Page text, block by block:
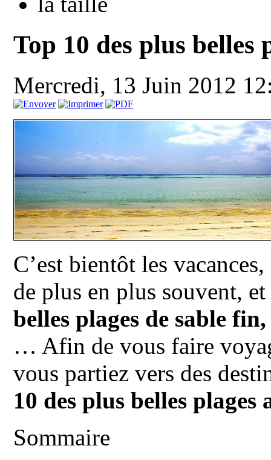
Top 10 des plus belles
Mercredi, 13 Juin 2012
C’est bientôt les
de plus en plus souvent,
belles plages de sable
… Afin de vous faire
vous partiez vers des
10 des plus belles plages
Sommaire